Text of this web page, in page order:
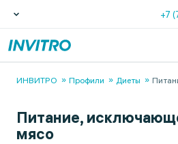
+7
ИНВИТРО Профили Диеты
Питание,
мясо